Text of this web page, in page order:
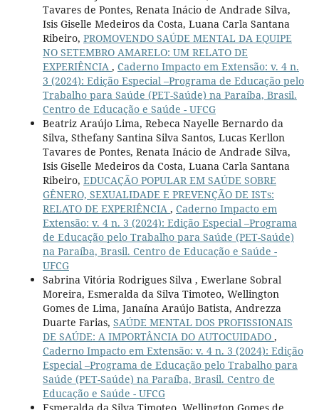
Tavares de Pontes, Renata Inácio de Andrade Silva,
Isis Giselle Medeiros da Costa, Luana Carla Santana
Ribeiro, PROMOVENDO SAÚDE MENTAL DA EQUIPE
NO SETEMBRO AMARELO: UM RELATO DE
EXPERIÊNCIA , Caderno Impacto em Extensão: v. 4 n.
3 (2024): Edição Especial –Programa de Educação pelo
Trabalho para Saúde (PET-Saúde) na Paraíba, Brasil.
Centro de Educação e Saúde - UFCG
Beatriz Araújo Lima, Rebeca Nayelle Bernardo da
Silva, Sthefany Santina Silva Santos, Lucas Kerllon
Tavares de Pontes, Renata Inácio de Andrade Silva,
Isis Giselle Medeiros da Costa, Luana Carla Santana
Ribeiro, EDUCAÇÃO POPULAR EM SAÚDE SOBRE
GÊNERO, SEXUALIDADE E PREVENÇÃO DE ISTs:
RELATO DE EXPERIÊNCIA , Caderno Impacto em
Extensão: v. 4 n. 3 (2024): Edição Especial –Programa
de Educação pelo Trabalho para Saúde (PET-Saúde)
na Paraíba, Brasil. Centro de Educação e Saúde -
UFCG
Sabrina Vitória Rodrigues Silva , Ewerlane Sobral
Moreira, Esmeralda da Silva Timoteo, Wellington
Gomes de Lima, Janaína Araújo Batista, Andrezza
Duarte Farias, SAÚDE MENTAL DOS PROFISSIONAIS
DE SAÚDE: A IMPORTÂNCIA DO AUTOCUIDADO ,
Caderno Impacto em Extensão: v. 4 n. 3 (2024): Edição
Especial –Programa de Educação pelo Trabalho para
Saúde (PET-Saúde) na Paraíba, Brasil. Centro de
Educação e Saúde - UFCG
Esmeralda da Silva Timoteo, Wellington Gomes de